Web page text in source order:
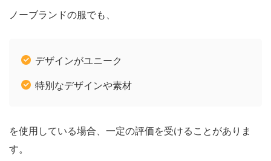
ノーブランドの服でも、
デザインがユニーク
特別なデザインや素材
を使用している場合、一定の評価を受けることがありま
す。